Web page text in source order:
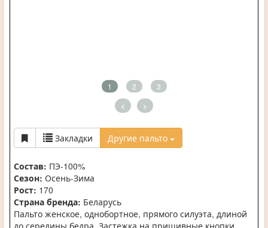
1 2 3
< >
Закладки Другие пальто
Состав: ПЭ-100%
Сезон: Осень-Зима
Рост: 170
Страна бренда: Беларусь
Пальто женское, однобортное, прямого силуэта, длиной